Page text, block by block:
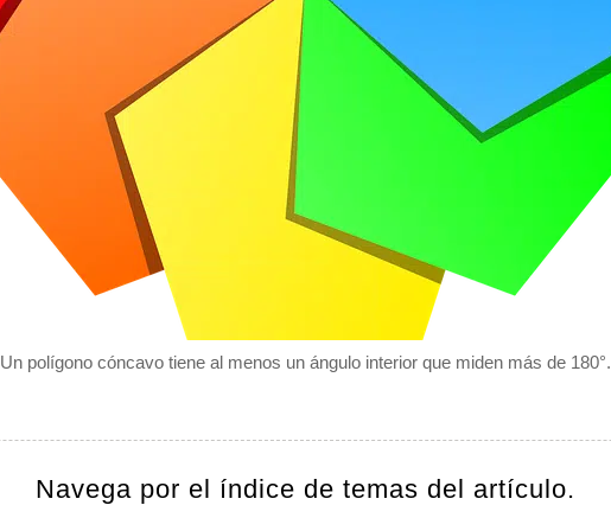
Un polígono cóncavo tiene al menos un ángulo interior que miden más de 180°.
Navega por el índice de temas del artículo.